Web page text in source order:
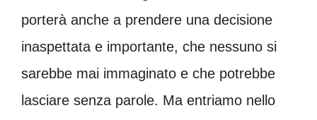
porterà anche a prendere una decisione
inaspettata e importante, che nessuno si
sarebbe mai immaginato e che potrebbe
lasciare senza parole. Ma entriamo nello